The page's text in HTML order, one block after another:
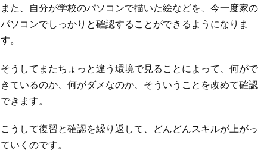
また、自分が学校のパソコンで描いた絵などを、今一度家の
パソコンでしっかりと確認することができるようになりま
す。
そうしてまたちょっと違う環境で見ることによって、何がで
きているのか、何がダメなのか、そういうことを改めて確認
できます。
こうして復習と確認を繰り返して、どんどんスキルが上がっ
ていくのです。